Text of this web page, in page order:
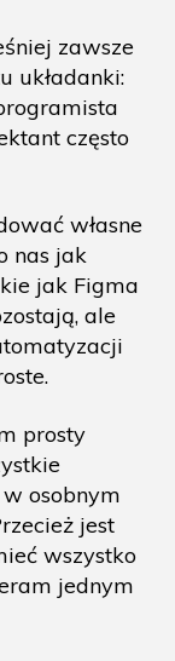
zawsze
układanki:
często
własne
nas jak
jak Figma
ale
prosty
osobnym
jest
wszystko
jednym